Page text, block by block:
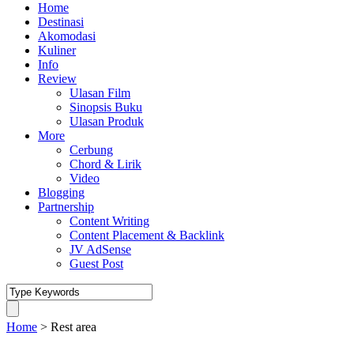
Home
Destinasi
Akomodasi
Kuliner
Info
Review
Ulasan Film
Sinopsis Buku
Ulasan Produk
More
Cerbung
Chord & Lirik
Video
Blogging
Partnership
Content Writing
Content Placement & Backlink
JV AdSense
Guest Post
Home > Rest area